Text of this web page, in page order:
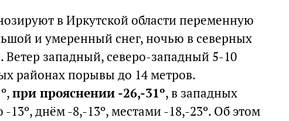
в Иркутской области переменную
и умеренный снег, ночью в северных
западный, северо-западный 5-10
районах порывы до 14 метров.
при прояснении -26,-31º, в западных
13º, днём -8,-13º, местами -18,-23º. Об этом